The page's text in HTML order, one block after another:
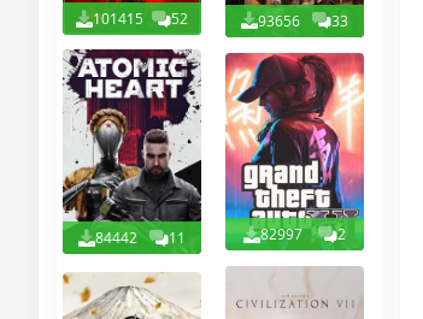
101415 52 93656 33
84442 11 82997 2